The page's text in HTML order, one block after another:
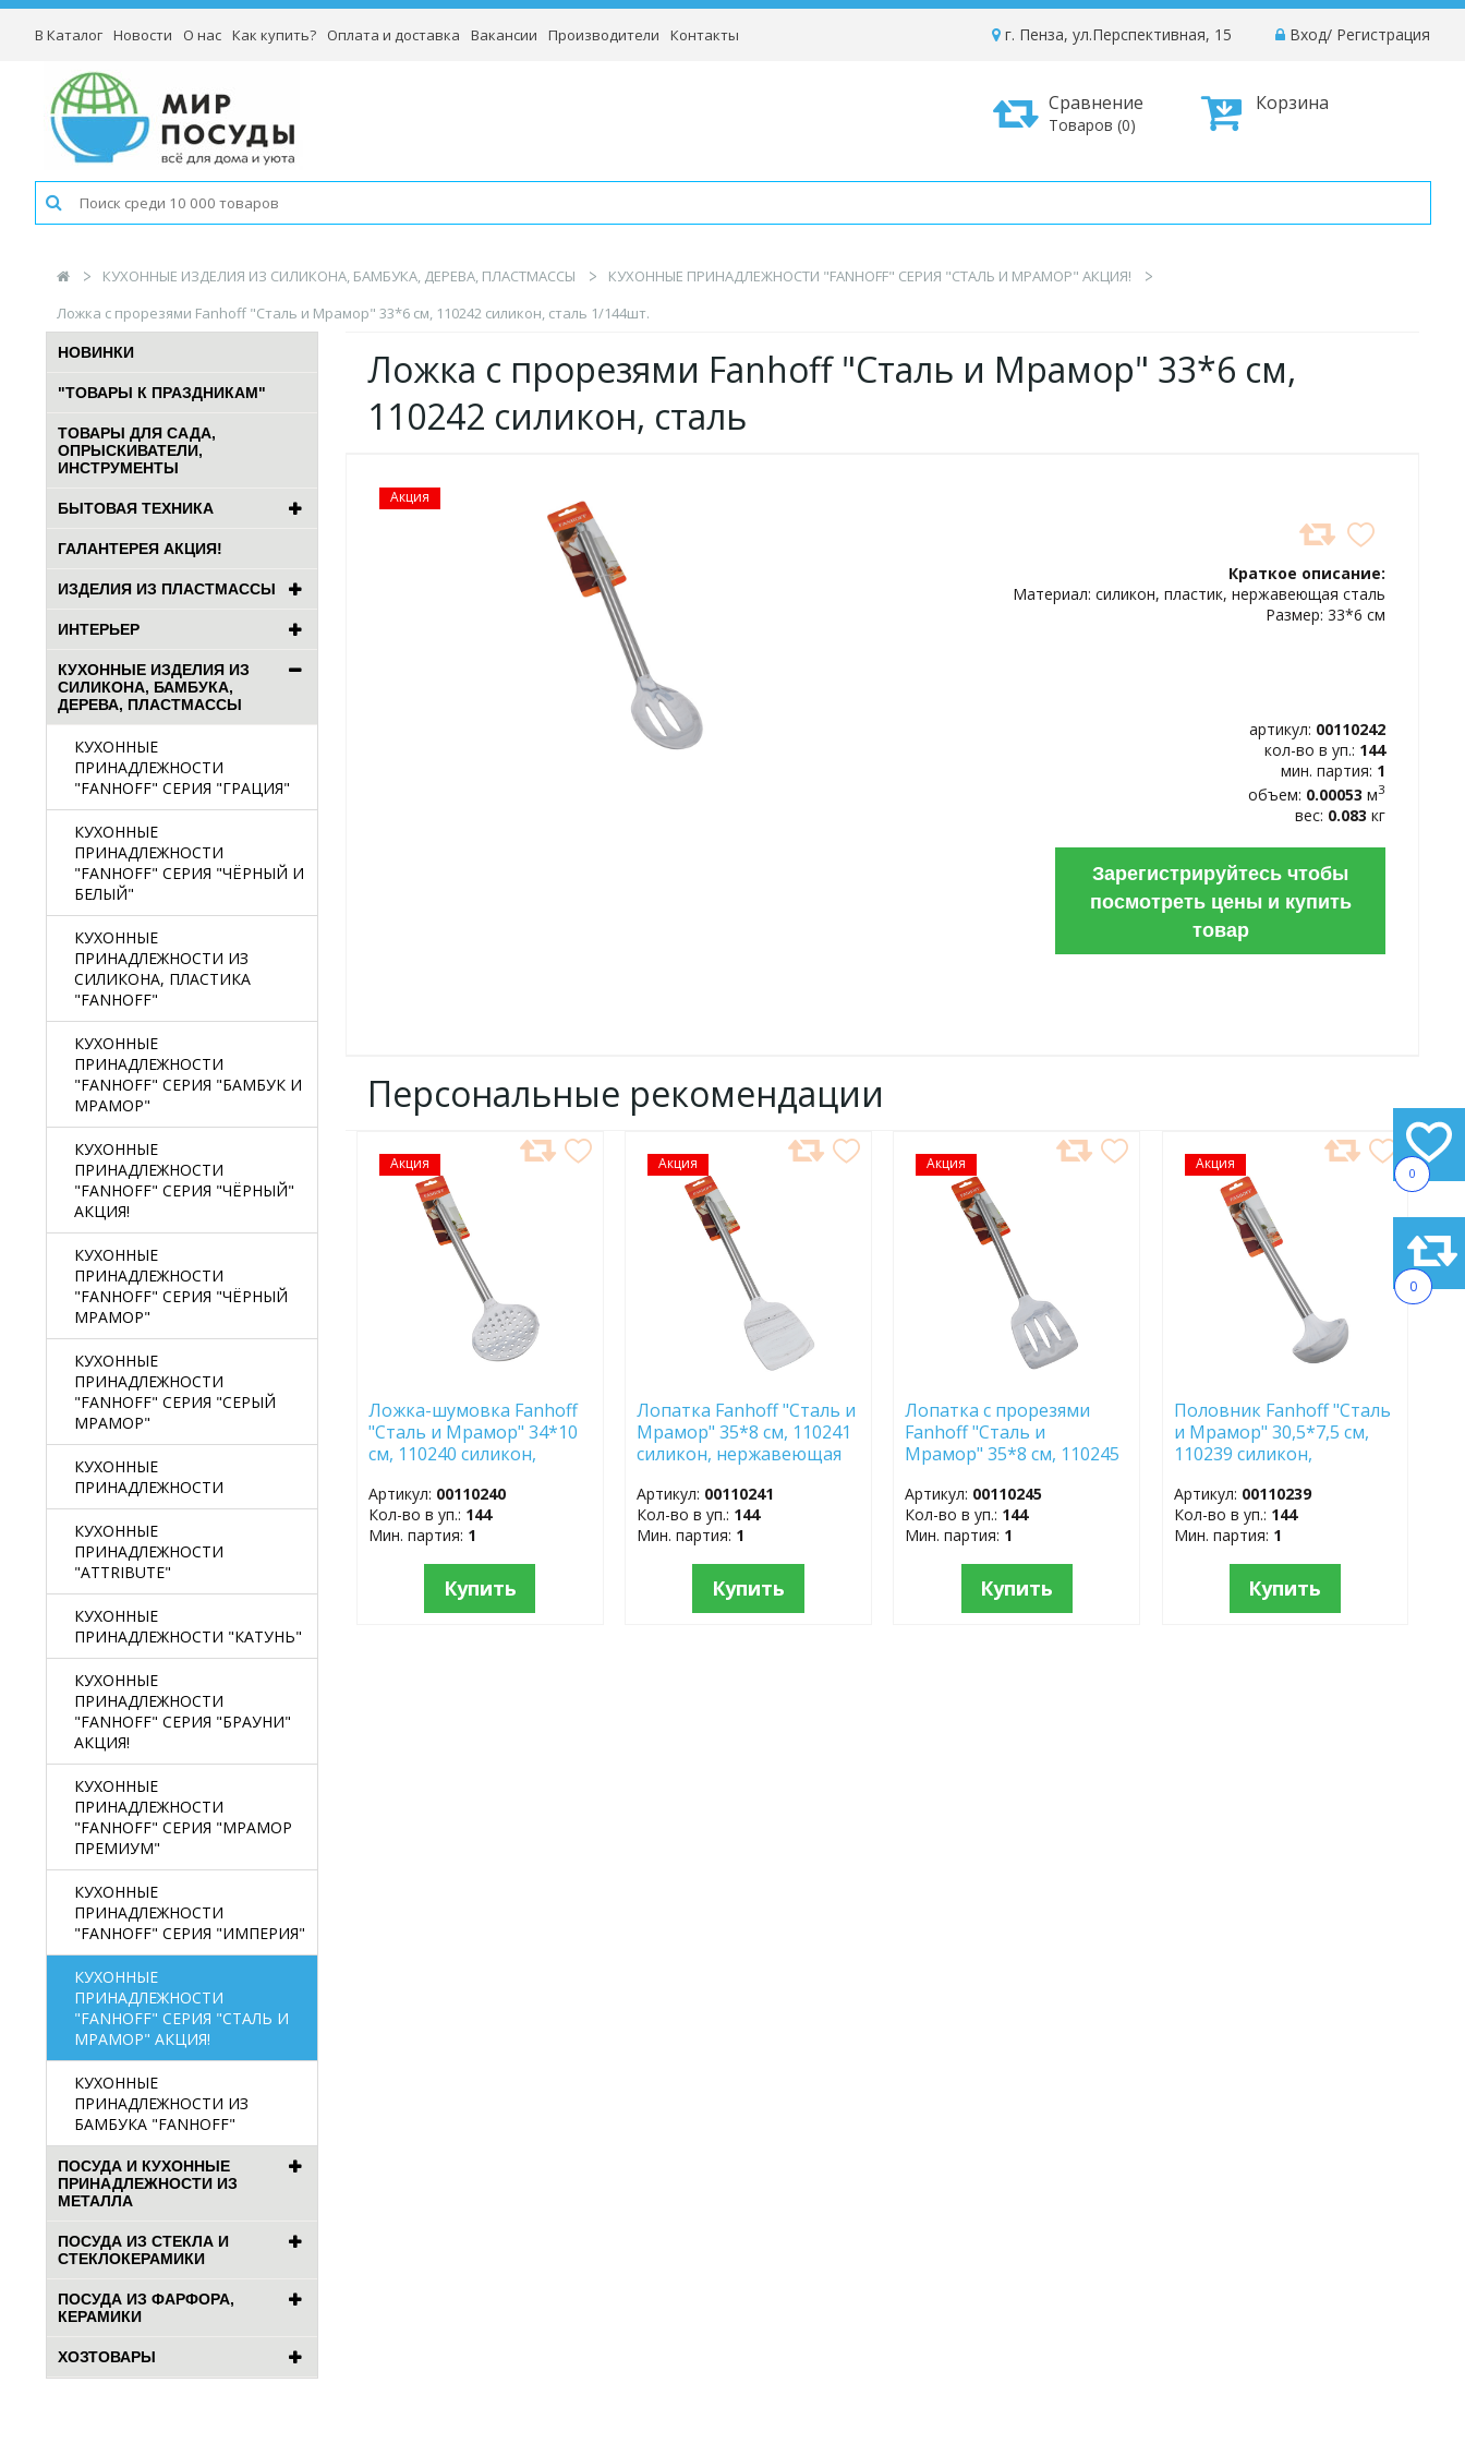
0
0
В Каталог Новости О нас Как купить? Оплата и доставка Вакансии Производители Контакты Вход/ Регистрация
г. Пенза, ул.Перспективная, 15
Корзина
Сравнение
Товаров (0)
КУХОННЫЕ ИЗДЕЛИЯ ИЗ СИЛИКОНА, БАМБУКА, ДЕРЕВА, ПЛАСТМАССЫ
КУХОННЫЕ ПРИНАДЛЕЖНОСТИ "FANHOFF" СЕРИЯ "СТАЛЬ И МРАМОР" АКЦИЯ!
Ложка с прорезями Fanhoff "Сталь и Мрамор" 33*6 см, 110242 силикон, сталь 1/144шт.
НОВИНКИ
"ТОВАРЫ К ПРАЗДНИКАМ"
ТОВАРЫ ДЛЯ САДА,
ОПРЫСКИВАТЕЛИ,
ИНСТРУМЕНТЫ
БЫТОВАЯ ТЕХНИКА
ГАЛАНТЕРЕЯ АКЦИЯ!
ИЗДЕЛИЯ ИЗ ПЛАСТМАССЫ
ИНТЕРЬЕР
КУХОННЫЕ ИЗДЕЛИЯ ИЗ
СИЛИКОНА, БАМБУКА,
ДЕРЕВА, ПЛАСТМАССЫ
КУХОННЫЕ
ПРИНАДЛЕЖНОСТИ
"FANHOFF" СЕРИЯ "ГРАЦИЯ"
КУХОННЫЕ
ПРИНАДЛЕЖНОСТИ
"FANHOFF" СЕРИЯ "ЧЁРНЫЙ И
БЕЛЫЙ"
КУХОННЫЕ
ПРИНАДЛЕЖНОСТИ ИЗ
СИЛИКОНА, ПЛАСТИКА
"FANHOFF"
КУХОННЫЕ
ПРИНАДЛЕЖНОСТИ
"FANHOFF" СЕРИЯ "БАМБУК И
МРАМОР"
КУХОННЫЕ
ПРИНАДЛЕЖНОСТИ
"FANHOFF" СЕРИЯ "ЧЁРНЫЙ"
АКЦИЯ!
КУХОННЫЕ
ПРИНАДЛЕЖНОСТИ
"FANHOFF" СЕРИЯ "ЧЁРНЫЙ
МРАМОР"
КУХОННЫЕ
ПРИНАДЛЕЖНОСТИ
"FANHOFF" СЕРИЯ "СЕРЫЙ
МРАМОР"
КУХОННЫЕ
ПРИНАДЛЕЖНОСТИ
КУХОННЫЕ
ПРИНАДЛЕЖНОСТИ
"ATTRIBUTE"
КУХОННЫЕ
ПРИНАДЛЕЖНОСТИ "КАТУНЬ"
КУХОННЫЕ
ПРИНАДЛЕЖНОСТИ
"FANHOFF" СЕРИЯ "БРАУНИ"
АКЦИЯ!
КУХОННЫЕ
ПРИНАДЛЕЖНОСТИ
"FANHOFF" СЕРИЯ "МРАМОР
ПРЕМИУМ"
КУХОННЫЕ
ПРИНАДЛЕЖНОСТИ
"FANHOFF" СЕРИЯ "ИМПЕРИЯ"
КУХОННЫЕ
ПРИНАДЛЕЖНОСТИ
"FANHOFF" СЕРИЯ "СТАЛЬ И
МРАМОР" АКЦИЯ!
КУХОННЫЕ
ПРИНАДЛЕЖНОСТИ ИЗ
БАМБУКА "FANHOFF"
ПОСУДА И КУХОННЫЕ
ПРИНАДЛЕЖНОСТИ ИЗ
МЕТАЛЛА
ПОСУДА ИЗ СТЕКЛА И
СТЕКЛОКЕРАМИКИ
ПОСУДА ИЗ ФАРФОРА,
КЕРАМИКИ
ХОЗТОВАРЫ
Ложка с прорезями Fanhoff "Сталь и Мрамор" 33*6 см,
110242 силикон, сталь
Акция
Краткое описание:
Материал: силикон, пластик, нержавеющая сталь
Размер: 33*6 см
артикул: 00110242
кол-во в уп.: 144
мин. партия: 1
объем: 0.00053 м3
вес: 0.083 кг
Зарегистрируйтесь чтобы
посмотреть цены и купить
товар
Персональные рекомендации
Акция
ДОБАВИТЬ
В
ИЗБРАННОЕ
Ложка-шумовка Fanhoff
"Сталь и Мрамор" 34*10
см, 110240 силикон,
Артикул: 00110240
Кол-во в уп.: 144
Мин. партия: 1
Купить
Акция
ДОБАВИТЬ
В
ИЗБРАННОЕ
Лопатка Fanhoff "Сталь и
Мрамор" 35*8 см, 110241
силикон, нержавеющая
Артикул: 00110241
Кол-во в уп.: 144
Мин. партия: 1
Купить
Акция
ДОБАВИТЬ
В
ИЗБРАННОЕ
Лопатка с прорезями
Fanhoff "Сталь и
Мрамор" 35*8 см, 110245
Артикул: 00110245
Кол-во в уп.: 144
Мин. партия: 1
Купить
Акция
ДОБАВИТЬ
В
ИЗБРАННОЕ
Половник Fanhoff "Сталь
и Мрамор" 30,5*7,5 см,
110239 силикон,
Артикул: 00110239
Кол-во в уп.: 144
Мин. партия: 1
Купить